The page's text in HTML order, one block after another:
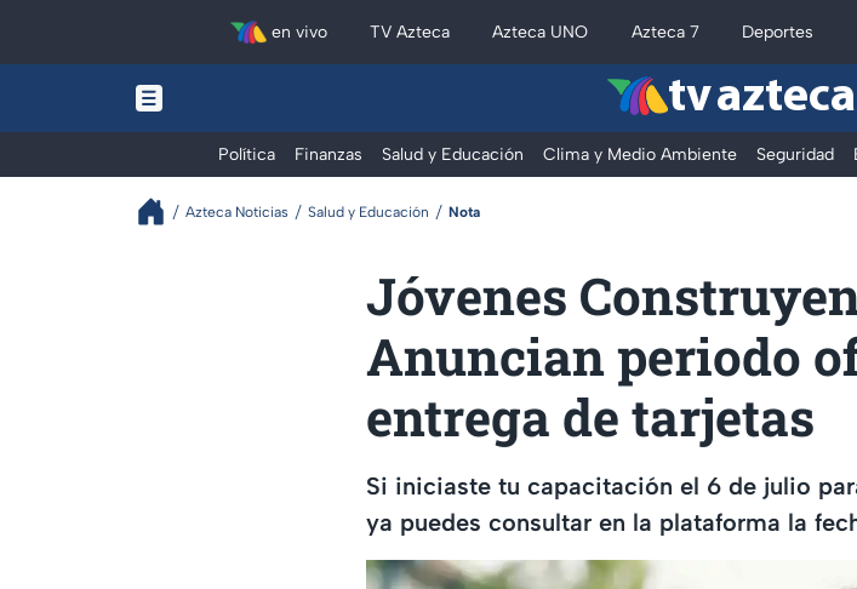
en vivo TV Azteca Azteca UNO Azteca 7 Deportes
tv azteca
Política Finanzas Salud y Educación Clima y Medio Ambiente Seguridad
Azteca Noticias Salud y Educación Nota
Jóvenes
Anuncian periodo
entrega de tarjetas
Si iniciaste tu capacitación el 6 de julio
ya puedes consultar en la plataforma la